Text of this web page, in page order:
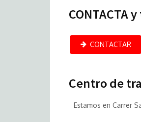
CONTACTA
CONTACTAR
Centro de
Estamos en Carrer